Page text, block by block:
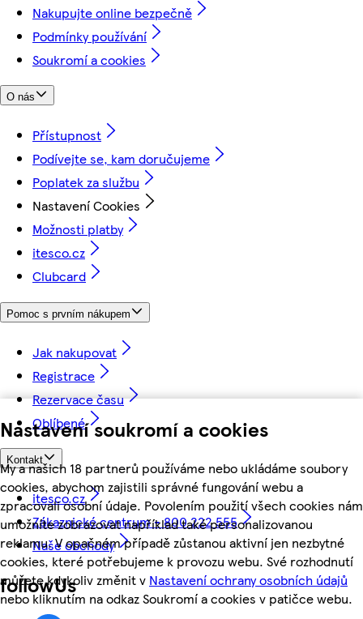
Nastavení soukromí a cookies
My a našich 18 partnerů používáme nebo ukládáme soubory
cookies, abychom zajistili správné fungování webu a
zpracovali osobní údaje. Povolením použití všech cookies nám
umožníte zobrazovat například také personalizovanou
reklamu. V opačném případě zůstanou aktivní jen nezbytné
cookies, které potřebujeme k provozu webu. Své rozhodnutí
můžete kdykoliv změnit v Nastavení ochrany osobních údajů
nebo kliknutím na odkaz Soukromí a cookies v patičce webu.
Nakupujte online bezpečně
Podmínky používání
Soukromí a cookies
O nás
Přístupnost
Podívejte se, kam doručujeme
Poplatek za službu
Nastavení Cookies
Možnosti platby
itesco.cz
Clubcard
Pomoc s prvním nákupem
Jak nakupovat
Registrace
Rezervace času
Oblíbené
Kontakt
itesco.cz
Zákaznické centrum - 800 222 555
Naše obchody
followUs